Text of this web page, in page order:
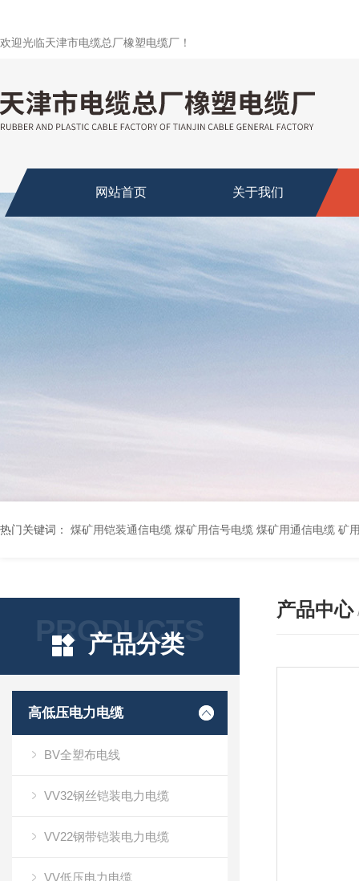
欢迎光临天津市电缆总厂橡塑电缆厂！
网站首页 关于我们
热门关键词： 煤矿用铠装通信电缆 煤矿用信号电缆 煤矿用通信电缆 矿用阻燃通信电缆 矿用监控电缆 矿用通信电缆 橡套软电缆YZ-3*1.5+1 YCW橡胶电缆3*10+1*6 船用橡套软电缆CEFR-3*2.5 煤矿用移动橡套软电缆MY3*4+1*4
PRODUCTS
产品分类
高低压电力电缆
BV全塑布电线
VV32钢丝铠装电力电缆
VV22钢带铠装电力电缆
VV低压电力电缆
产品中心